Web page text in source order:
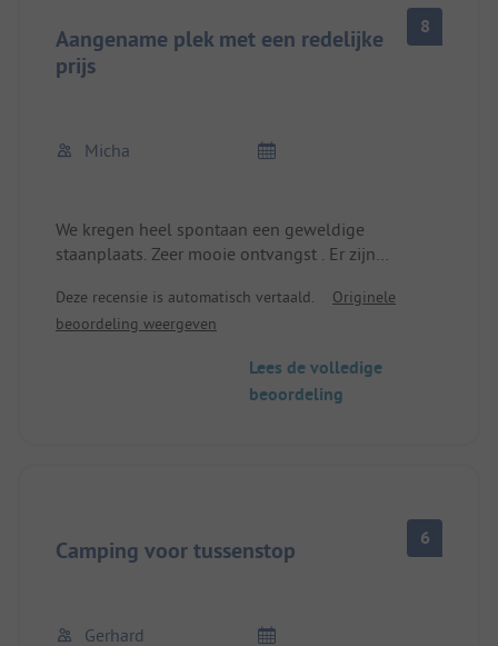
Aangename plek met een redelijke
prijs
8
Micha
We kregen heel spontaan een geweldige
staanplaats. Zeer mooie ontvangst . Er zijn
(nieuwbouw) klasse gemaakt . Er is zelfs een
zwembad voor warme dagen. Paramedic is
Deze recensie is automatisch vertaald.
Originele
beoordeling weergeven
Lees de volledige
beoordeling
Camping voor tussenstop 6
Gerhard